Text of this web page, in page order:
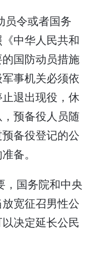
员令或者国务
中华人民共和
国防动员措施
事机关必须依
退出现役，休
预备役人员随
备役登记的公
备。
，国务院和中央
宽征召男性公
决定延长公民